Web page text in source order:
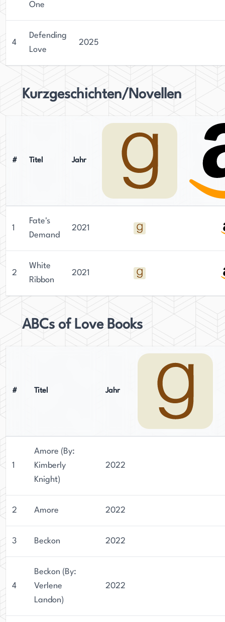
One
4
Defending
Love
2025
Kurzgeschichten/Novellen
# Titel Jahr
1
Fate's
Demand
2021
2
White
Ribbon
2021
ABCs of Love Books
# Titel Jahr
1
Amore (By:
Kimberly
Knight)
2022
2 Amore 2022
3 Beckon 2022
4
Beckon (By:
Verlene
Landon)
2022